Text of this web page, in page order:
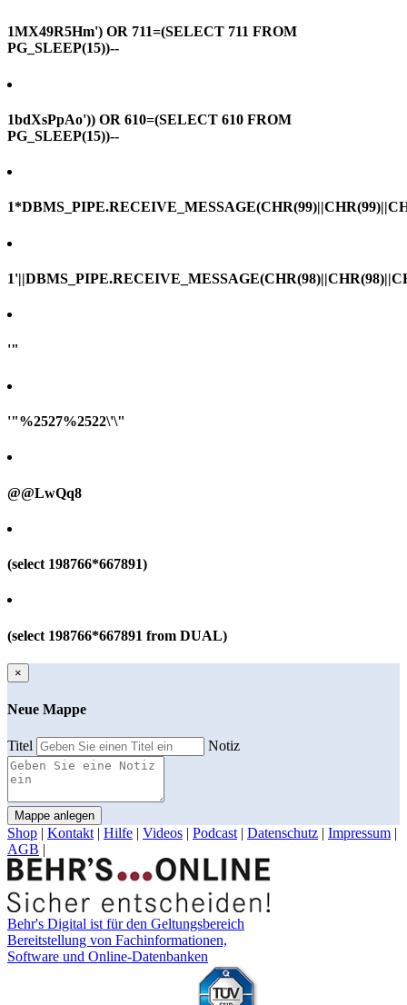
1MX49R5Hm') OR 711=(SELECT 711 FROM
PG_SLEEP(15))--
1bdXsPpAo')) OR 610=(SELECT 610 FROM
PG_SLEEP(15))--
'"
'"%2527%2522\'\"
@@LwQq8
(select 198766*667891)
(select 198766*667891 from DUAL)
×
Neue Mappe
Titel Notiz
Mappe anlegen
Shop | Kontakt | Hilfe | Videos | Podcast | Datenschutz | Impressum |
AGB |
Behr's Digital ist für den Geltungsbereich
Bereitstellung von Fachinformationen,
Software und Online-Datenbanken